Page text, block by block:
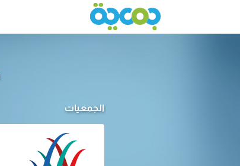
الجمعيات